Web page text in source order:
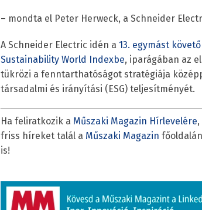
– mondta el Peter Herweck, a Schneider
A Schneider Electric idén a 13. egymást
Sustainability World Indexbe, iparágában az
tükrözi a fenntarthatóságot stratégiája
társadalmi és irányítási (ESG) teljesítményét.
Ha feliratkozik a Műszaki Magazin Hírlevelére
friss híreket talál a Műszaki Magazin
is!